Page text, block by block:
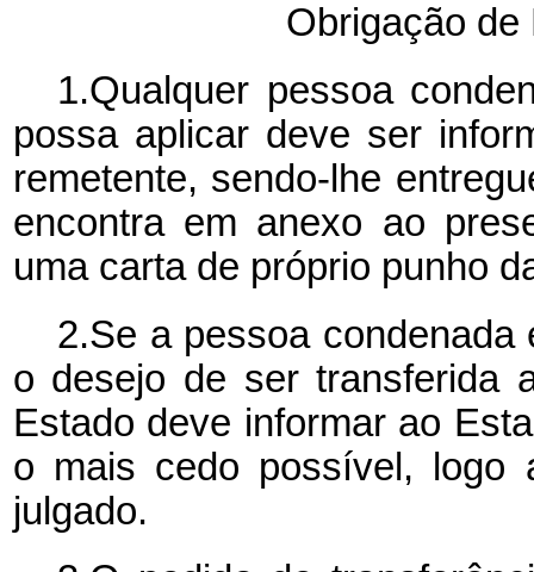
Obrigação de
1.Qualquer pessoa
possa aplicar deve ser
remetente, sendo-lhe
encontra em anexo ao
uma carta de próprio punho
2.Se a pessoa condenada
o desejo de ser transferida
Estado deve informar ao
o mais cedo possível, logo
julgado.